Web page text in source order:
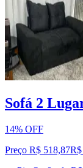
Sofá 2
14% OFF
Preço R$ 518,87R$